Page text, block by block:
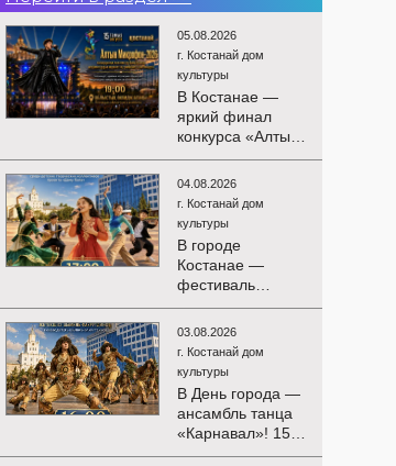
05.08.2026
г. Костанай дом
культуры
В Костанае —
яркий финал
конкурса «Алтын
Микрофон-2026»!
15 августа
состоятся
церемония
награждения
победителей и
гала-концерт
Международного
конкурса
вокалистов! Вас
ждут яркие
выступления
лучших
исполнителей,
незабываемые
эмоции и особая
04.08.2026
г. Костанай дом
культуры
В городе
Костанае —
фестиваль
детского
творчества
«Алтын дән»! 15
августа на
площади
областного
акимата
состоится
03.08.2026
г. Костанай дом
культуры
В День города —
ансамбль танца
«Карнавал»! 15
августа на